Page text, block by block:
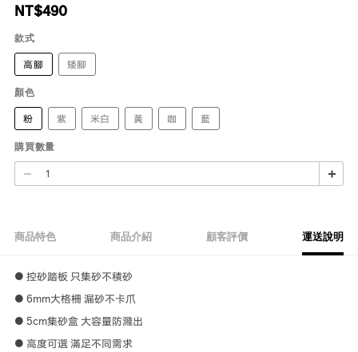
NT$490
款式
高腳
矮腳
顏色
粉
紫 米白 黃 咖 藍
購買數量
商品特色 商品介紹 顧客評價 運送說明
● 控砂踏板 只集砂不積砂
● 6mm大格柵 漏砂不卡爪
● 5cm集砂盒 大容量防濺出
● 高度可選 滿足不同需求